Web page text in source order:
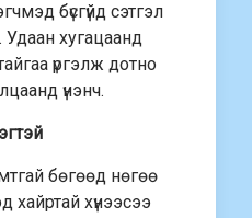
бүсгүйд сэтгэл
Удаан хугацаанд
үргэлж дотно
үнэнч.
бөгөөд нөгөө
хайртай хүнээсээ